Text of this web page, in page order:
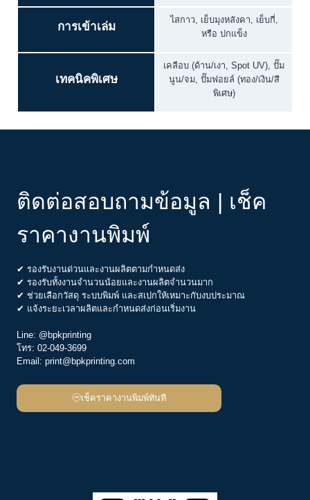
การเข้าเล่ม
ไสกาว, เย็บมุงหลังคา, เย็บกี่,
หรือ ปกแข็ง
เทคนิคพิเศษ
เคลือบ (ด้าน/เงา, Spot UV), ปั๊ม
นูน/จม, ปั๊มฟอยล์ (ทอง/เงิน/สี
พิเศษ)
ติดต่อสอบถามข้อมูล | เช็ค
ราคางานพิมพ์
✔ รองรับงานด่วนและงานผลิตตามกำหนดส่ง
✔ รองรับทั้งงานจำนวนน้อยและงานผลิตจำนวนมาก
✔ ช่วยเลือกวัสดุ ระบบพิมพ์ และสเปกให้เหมาะกับงบประมาณ
✔ แจ้งระยะเวลาผลิตและกำหนดส่งก่อนเริ่มงาน
Line: @bpkprinting
โทร: 02-049-3699
Email: print@bpkprinting.com
เช็คราคางานพิมพ์ทันที